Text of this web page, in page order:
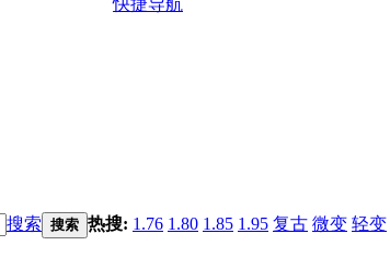
搜索 搜索 热搜: 1.76 1.80 1.85 1.95 复古 微变 轻变